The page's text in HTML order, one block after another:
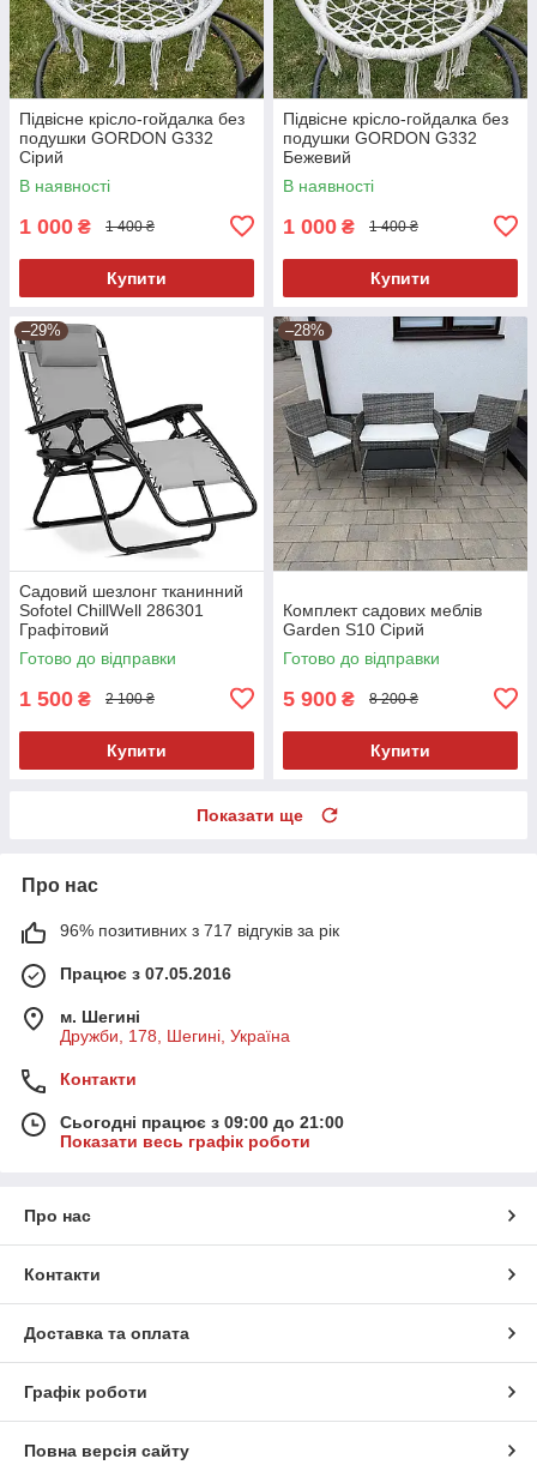
Підвісне крісло-гойдалка без
подушки GORDON G332
Сірий
В наявності
1 000 ₴ 1 400 ₴
Купити
Підвісне крісло-гойдалка без
подушки GORDON G332
Бежевий
В наявності
1 000 ₴ 1 400 ₴
Купити
–29%
Садовий шезлонг тканинний
Sofotel ChillWell 286301
Графітовий
Готово до відправки
1 500 ₴ 2 100 ₴
Купити
–28%
Комплект садових меблів
Garden S10 Сірий
Готово до відправки
5 900 ₴ 8 200 ₴
Купити
Показати ще
Про нас
96% позитивних з 717 відгуків за рік
Працює з 07.05.2016
м. Шегині
Дружби, 178, Шегині, Україна
Контакти
Сьогодні працює з 09:00 до 21:00
Показати весь графік роботи
Про нас
Контакти
Доставка та оплата
Графік роботи
Повна версія сайту